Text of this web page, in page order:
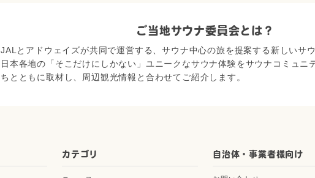
ご当地サウナ委員会とは？
JALとアドウェイズが共同で運営する、サウナ中心の旅を提案する新しいサ
日本各地の「そこだけにしかない」ユニークなサウナ体験をサウナコミュニ
ちとともに取材し、周辺観光情報と合わせてご紹介します。
カテゴリ 自治体・事業者様向け